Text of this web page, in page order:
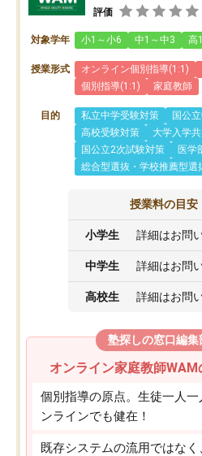
評価
対象学年 小1～小6 中1～中3 高
授業形式 オンライン個別指導(1:1)
個別指導(1:1)
家庭教師
目的 私立中学受験対策
国公
高校受験対策
大学入学
国公立2次試験対策
医学
総合型選抜・学校推薦型選
授業料の目安
小学生 詳細はお問
中学生 詳細はお問
高校生 詳細はお問
塾探しの窓口編集
オンライン家庭教師
個別指導の原点。生徒一人
ンラインでも健在！
既存システムの流用ではな